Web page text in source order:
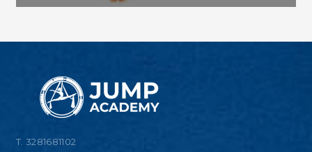
T. 3281681102